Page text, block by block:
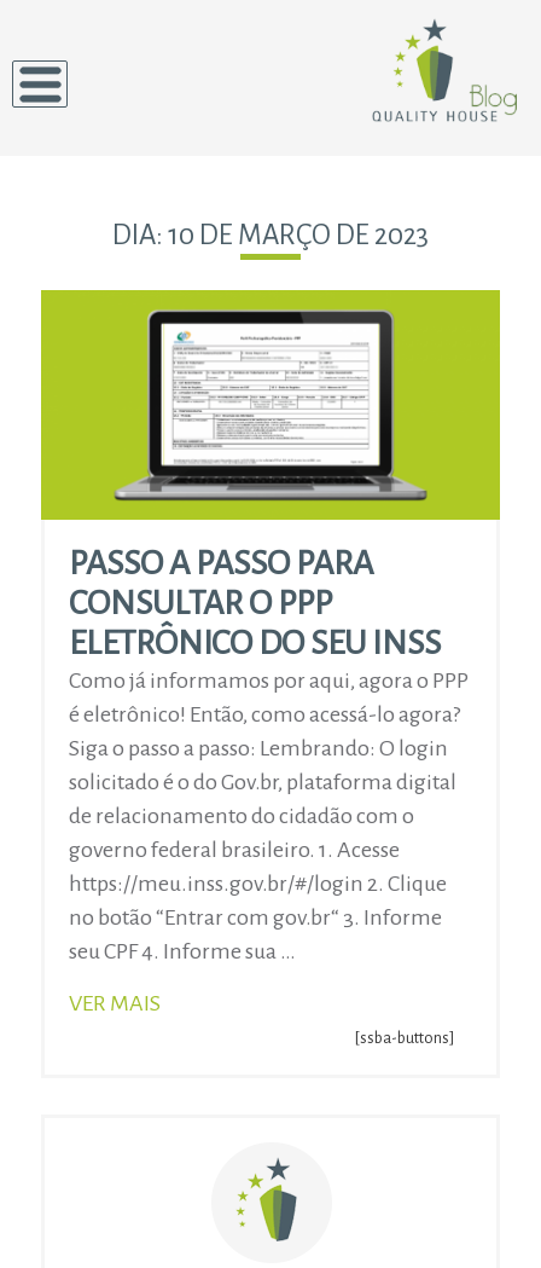
DIA: 10 DE MARÇO DE 2023
PASSO A PASSO PARA
CONSULTAR O PPP
ELETRÔNICO DO SEU INSS
Como já informamos por aqui, agora o PPP
é eletrônico! Então, como acessá-lo agora?
Siga o passo a passo: Lembrando: O login
solicitado é o do Gov.br, plataforma digital
de relacionamento do cidadão com o
governo federal brasileiro. 1. Acesse
https://meu.inss.gov.br/#/login 2. Clique
no botão “Entrar com gov.br“ 3. Informe
seu CPF 4. Informe sua …
VER MAIS
[ssba-buttons]